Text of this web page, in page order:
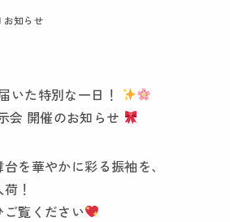
お知らせ
いた特別な一日！
会 開催のお知らせ
を華やかに彩る振袖を、
！
ご覧ください